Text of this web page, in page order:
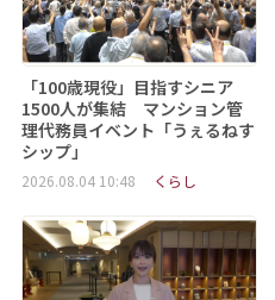
「100歳現役」目指すシニア
1500人が集結 マンション管
理代務員イベント「うぇるねす
シップ」
2026.08.04 10:48 くらし